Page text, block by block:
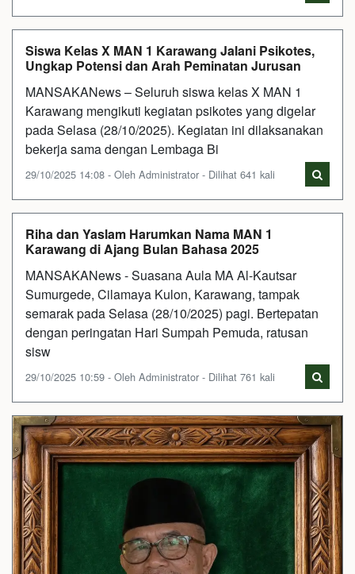
Siswa Kelas X MAN 1 Karawang Jalani Psikotes,
Ungkap Potensi dan Arah Peminatan Jurusan
MANSAKANews – Seluruh siswa kelas X MAN 1
Karawang mengikuti kegiatan psikotes yang digelar
pada Selasa (28/10/2025). Kegiatan ini dilaksanakan
bekerja sama dengan Lembaga Bi
29/10/2025 14:08 - Oleh Administrator - Dilihat 641 kali
Riha dan Yaslam Harumkan Nama MAN 1
Karawang di Ajang Bulan Bahasa 2025
MANSAKANews - Suasana Aula MA Al-Kautsar
Sumurgede, Cilamaya Kulon, Karawang, tampak
semarak pada Selasa (28/10/2025) pagi. Bertepatan
dengan peringatan Hari Sumpah Pemuda, ratusan
sisw
29/10/2025 10:59 - Oleh Administrator - Dilihat 761 kali